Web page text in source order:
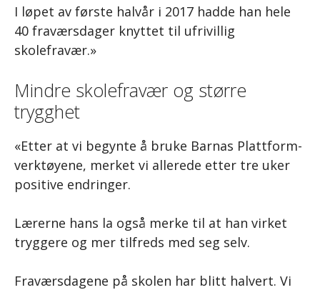
I løpet av første halvår i 2017 hadde han hele
40 fraværsdager knyttet til ufrivillig
skolefravær.»
Mindre skolefravær og større
trygghet
«Etter at vi begynte å bruke Barnas Plattform-
verktøyene, merket vi allerede etter tre uker
positive endringer.
Lærerne hans la også merke til at han virket
tryggere og mer tilfreds med seg selv.
Fraværsdagene på skolen har blitt halvert. Vi